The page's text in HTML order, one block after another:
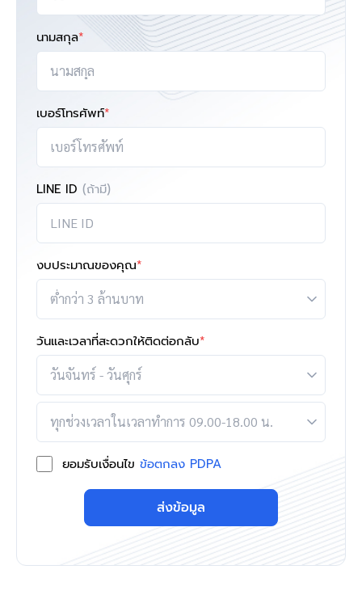
นามสกุล*
เบอร์โทรศัพท์*
LINE ID (ถ้ามี)
งบประมาณของคุณ*
วันและเวลาที่สะดวกให้ติดต่อกลับ*
ยอมรับเงื่อนไข ข้อตกลง PDPA
ส่งข้อมูล